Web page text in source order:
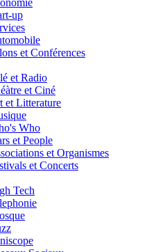
up
et Conférences
et Radio
et Ciné
et Litterature
Who
et People
et Organismes
et Concerts
Tech